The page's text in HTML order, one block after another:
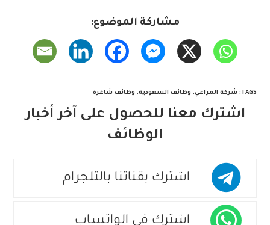
مشاركة الموضوع:
TAGS
: شركة المراعي, وظائف السعودية, وظائف شاغرة
اشترك معنا للحصول على آخر أخبار
الوظائف
اشترك بقناتنا بالتلجرام
اشترك في الواتساب